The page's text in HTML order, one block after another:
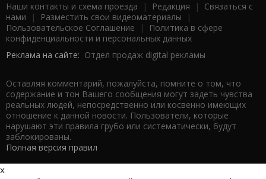
Наши контакты и схема проезда | Редакция | Связаться с
нами | Разместить свои видеоматериалы |
Пользовательское Соглашение |
Политика в сфере
конфиденциальности и персональных данных
Реклама на сайте: Отдел продаж digital рекламы
Оставляя комментарий, пожалуйста, помните о том, что
содержание и тон Вашего сообщения могут задеть чувства
реальных людей, непосредственно или косвенно имеющих
отношение к данной новости. Пользователи, которые
нарушают эти правила грубо или систематически, будут
заблокированы.
Полная версия правил
x